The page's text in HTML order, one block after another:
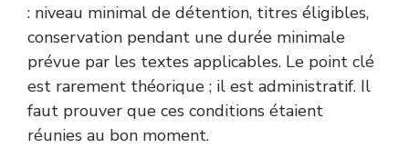
: niveau minimal de détention, titres éligibles,
conservation pendant une durée minimale
prévue par les textes applicables. Le point clé
est rarement théorique ; il est administratif. Il
faut prouver que ces conditions étaient
réunies au bon moment.